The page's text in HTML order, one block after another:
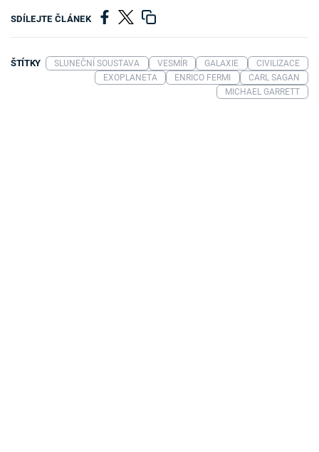
SDÍLEJTE ČLÁNEK
ŠTÍTKY SLUNEČNÍ SOUSTAVA VESMÍR GALAXIE
CIVILIZACE
EXOPLANETA
ENRICO FERMI
CARL SAGAN
MICHAEL GARRETT